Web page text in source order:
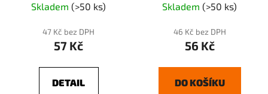
Skladem (>50 ks)
47 Kč bez DPH
57 Kč
DETAIL
Skladem (>50 ks)
46 Kč bez DPH
56 Kč
DO KOŠÍKU